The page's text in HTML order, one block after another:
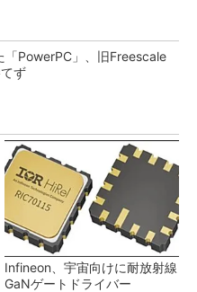
「PowerPC」、旧Freescale
ず
Infineon、宇宙向けに耐放射線
GaNゲートドライバー